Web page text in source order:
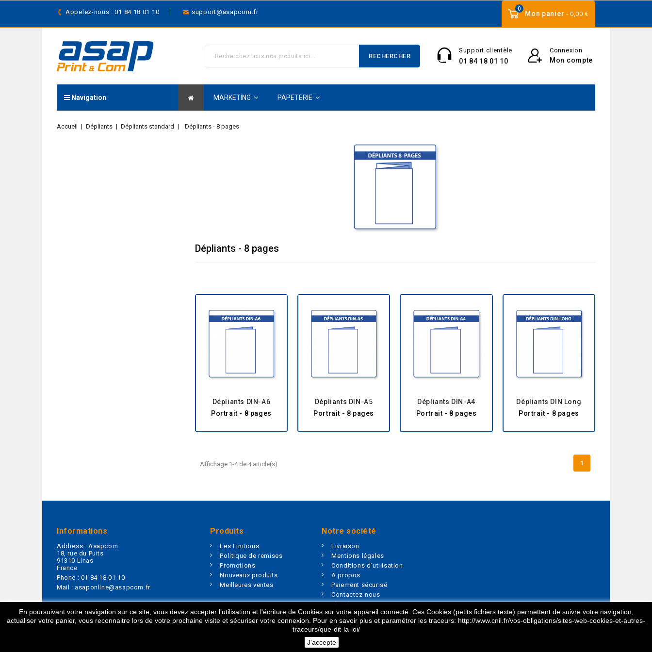
Appelez-nous : 01 84 18 01 10 support@asapcom.fr Mon panier - 0,00 €
0
Connexion
Mon compte
Support clientèle
01 84 18 01 10
RECHERCHER
Navigation MARKETING PAPETERIE
Accueil Dépliants Dépliants standard Dépliants - 8 pages
Dépliants - 8 pages
Dépliants DIN-A6
Portrait - 8 pages
Dépliants DIN-A5
Portrait - 8 pages
Dépliants DIN-A4
Portrait - 8 pages
Dépliants DIN Long
Portrait - 8 pages
Affichage 1-4 de 4 article(s) 1
Informations
Address : Asapcom
18, rue du Puits
91310 Linas
France
Phone : 01 84 18 01 10
Mail :asaponline@asapcom.fr
Produits
Les Finitions
Politique de remises
Promotions
Nouveaux produits
Meilleures ventes
Notre société
Livraison
Mentions légales
Conditions d'utilisation
A propos
Paiement sécurisé
Contactez-nous
Plan du site
Magasins
En poursuivant votre navigation sur ce site, vous devez accepter l’utilisation et l'écriture de Cookies sur votre appareil connecté. Ces Cookies (petits fichiers texte) permettent de suivre votre navigation,
actualiser votre panier, vous reconnaitre lors de votre prochaine visite et sécuriser votre connexion. Pour en savoir plus et paramétrer les traceurs: http://www.cnil.fr/vos-obligations/sites-web-cookies-et-autres-
traceurs/que-dit-la-loi/
J'accepte